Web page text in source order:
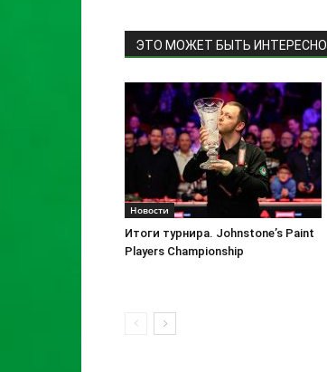
ЭТО МОЖЕТ БЫТЬ ИНТЕРЕСНО
Новости
Итоги турнира. Johnstone’s Paint
Players Championship